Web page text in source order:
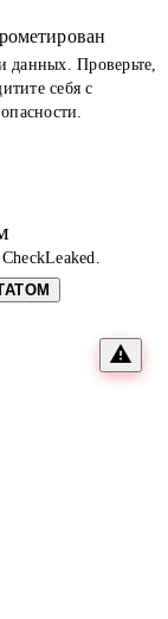
данных. Проверьте,
себя с